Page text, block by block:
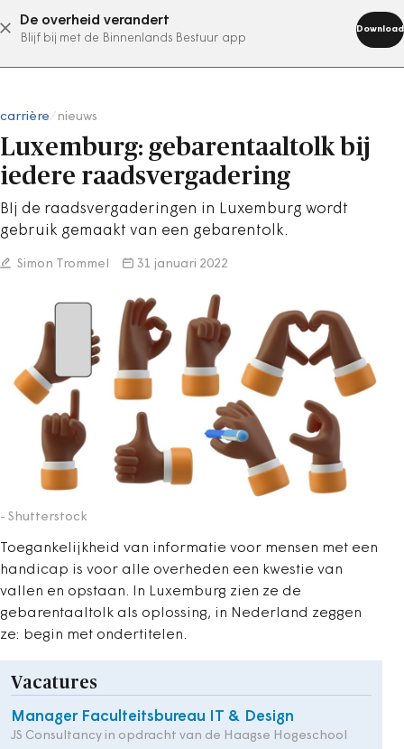
De overheid verandert
Blijf bij met de Binnenlands Bestuur app
Download
abonneer nu
carrière nieuws
Luxemburg: gebarentaaltolk bij
iedere raadsvergadering
BIj de raadsvergaderingen in Luxemburg wordt
gebruik gemaakt van een gebarentolk.
Simon Trommel 31 januari 2022
- Shutterstock
Toegankelijkheid van informatie voor mensen met een
handicap is voor alle overheden een kwestie van
vallen en opstaan. In Luxemburg zien ze de
gebarentaaltolk als oplossing, in Nederland zeggen
ze: begin met ondertitelen.
Vacatures
Manager Faculteitsbureau IT & Design
JS Consultancy in opdracht van de Haagse Hogeschool